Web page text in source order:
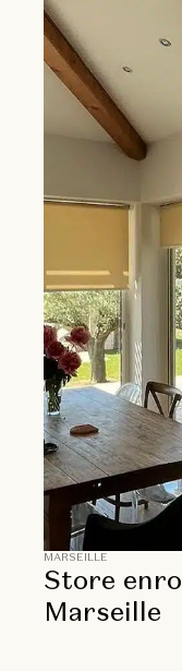
MARSEILLE
Store
Marseille